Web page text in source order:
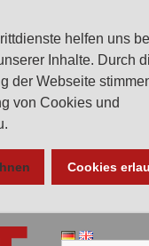
helfen uns
Inhalte. Durch
der Webseite
von Cookies und
Cookies